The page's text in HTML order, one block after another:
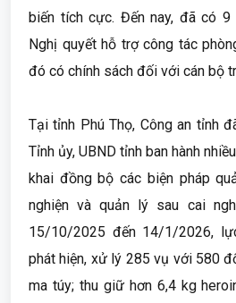
biến tích cực. Đến nay, đã có 9
Nghị quyết hỗ trợ công tác
đó có chính sách đối với cán bộ
Tại tỉnh Phú Thọ, Công an tỉnh
Tỉnh ủy, UBND tỉnh ban hành
khai đồng bộ các biện pháp
nghiện và quản lý sau cai
15/10/2025 đến 14/1/2026,
phát hiện, xử lý 285 vụ với 580
ma túy; thu giữ hơn 6,4 kg